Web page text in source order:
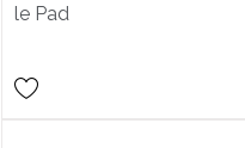
le Pad